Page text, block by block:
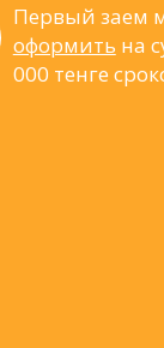
Первый заем
оформить на
000 тенге